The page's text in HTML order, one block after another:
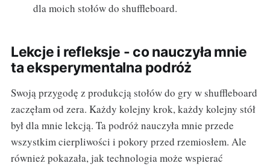
dla moich stołów do shuffleboard.
Lekcje i refleksje - co nauczyła mnie
ta eksperymentalna podróż
Swoją przygodę z produkcją stołów do gry w shuffleboard
zaczęłam od zera. Każdy kolejny krok, każdy kolejny stół
był dla mnie lekcją. Ta podróż nauczyła mnie przede
wszystkim cierpliwości i pokory przed rzemiosłem. Ale
również pokazała, jak technologia może wspierać